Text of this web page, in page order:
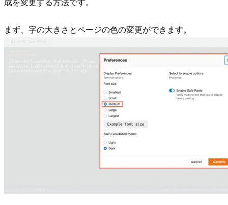
まず、字の大きさとページの色の変更ができます。